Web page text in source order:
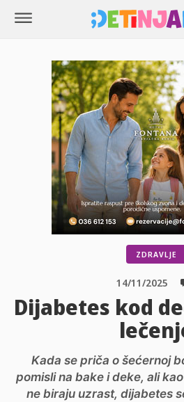
ZDRAVLJE
14/11/2025
Dijabetes kod
Kada se priča o šećernoj
pomisli na bake i deke, ali
ne biraju uzrast, dijabetes